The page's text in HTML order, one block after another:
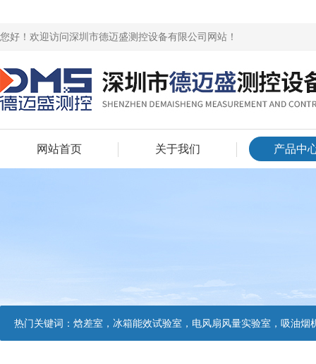
您好！欢迎访问深圳市德迈盛测控设备有限公司网站！
网站首页 关于我们 产品中
热门关键词： 焓差室，冰箱能效试验室，电风扇风量实验室，吸油烟机油脂分离度试验装置，吸油烟机空气性能试验装置，吸油烟机气味